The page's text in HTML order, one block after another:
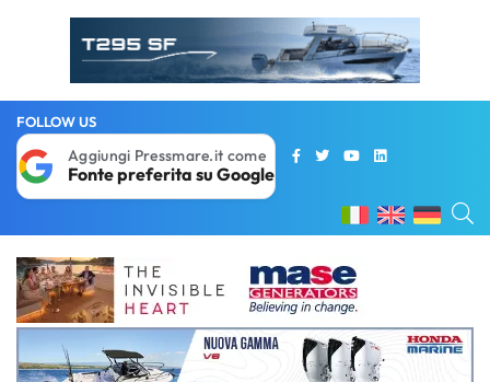
FOLLOW US
Aggiungi Pressmare.it come
Fonte preferita su Google